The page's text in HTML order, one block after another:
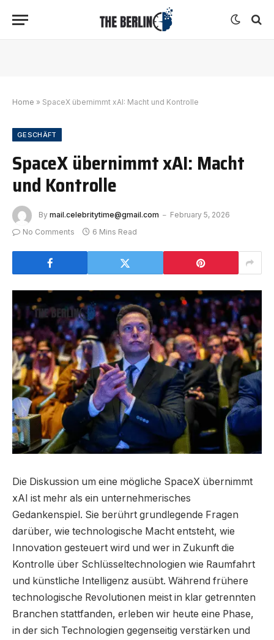
Home » SpaceX übernimmt xAI: Macht und Kontrolle
GESCHÄFT
SpaceX übernimmt xAI: Macht
und Kontrolle
By mail.celebritytime@gmail.com
February 5, 2026
No Comments
6 Mins Read
Die Diskussion um eine mögliche SpaceX übernimmt
xAI ist mehr als ein unternehmerisches
Gedankenspiel. Sie berührt grundlegende Fragen
darüber, wie technologische Macht entsteht, wie
Innovation gesteuert wird und wer in Zukunft die
Kontrolle über Schlüsseltechnologien wie Raumfahrt
und künstliche Intelligenz ausübt. Während frühere
technologische Revolutionen meist in klar getrennten
Branchen stattfanden, erleben wir heute eine Phase,
in der sich Technologien gegenseitig verstärken und